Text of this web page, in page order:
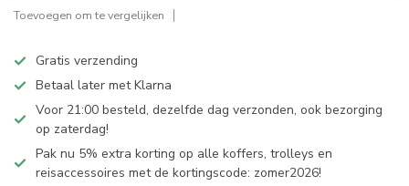
Toevoegen om te vergelijken
Gratis verzending
Betaal later met Klarna
Voor 21:00 besteld, dezelfde dag verzonden, ook bezorging
op zaterdag!
Pak nu 5% extra korting op alle koffers, trolleys en
reisaccessoires met de kortingscode: zomer2026!